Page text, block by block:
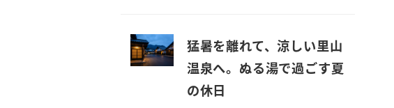
猛暑を離れて、涼しい里山
温泉へ。ぬる湯で過ごす夏
の休日